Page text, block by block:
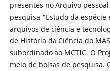
presentes no Arquivo
pesquisa “Estudo da
arquivos de ciência e
de História da Ciência do
subordinado ao MCTIC. O
meio de bolsas de pesquisa.